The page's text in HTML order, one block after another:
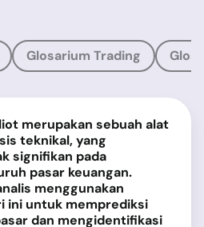
Glosarium Trading
merupakan sebuah alat
teknikal, yang
signifikan pada
pasar keuangan.
menggunakan
ini untuk memprediksi
dan mengidentifikasi